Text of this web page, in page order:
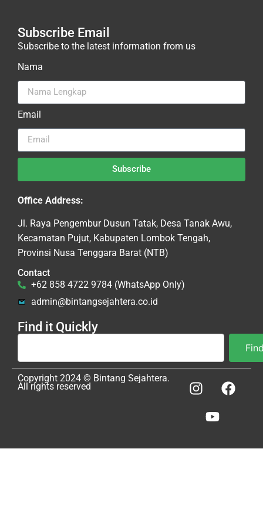
Subscribe Email
Subscribe to the latest information from us
Nama
Email
Subscribe
Office Address:
Jl. Raya Pengembur Dusun Tatak, Desa Tanak Awu,
Kecamatan Pujut, Kabupaten Lombok Tengah,
Provinsi Nusa Tenggara Barat (NTB)
Contact
+62 858 4722 9784 (WhatsApp Only)
admin@bintangsejahtera.co.id
Find it Quickly
Copyright 2024 © Bintang Sejahtera.
All rights reserved